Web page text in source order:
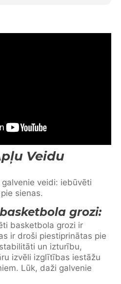
Veidu
veidi: iebūvēti
sienas.
grozi:
basketbola grozi ir
ir droši piestiprinātas pie
un izturību,
izvēli izglītības iestāžu
Lūk, daži galvenie